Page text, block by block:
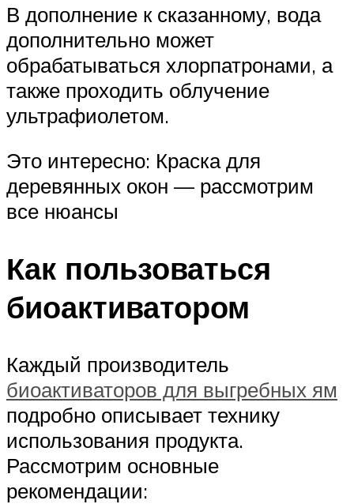
В дополнение к сказанному, вода
дополнительно может
обрабатываться хлорпатронами, а
также проходить облучение
ультрафиолетом.
Это интересно: Краска для
деревянных окон — рассмотрим
все нюансы
Как пользоваться
биоактиватором
Каждый производитель
биоактиваторов для выгребных ям
подробно описывает технику
использования продукта.
Рассмотрим основные
рекомендации: